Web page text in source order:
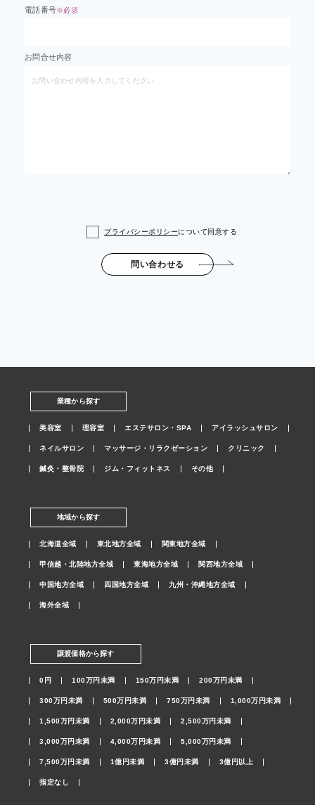
電話番号※必須
お問合せ内容
プライバシーポリシーについて同意する
問い合わせる
業種から探す
美容室 理容室 エステサロン・SPA アイラッシュサロン
ネイルサロン マッサージ・リラクゼーション クリニック
鍼灸・整骨院 ジム・フィットネス その他
地域から探す
北海道全域 東北地方全域 関東地方全域
甲信越・北陸地方全域 東海地方全域 関西地方全域
中国地方全域 四国地方全域 九州・沖縄地方全域
海外全域
譲渡価格から探す
0円 100万円未満 150万円未満 200万円未満
300万円未満 500万円未満 750万円未満 1,000万円未満
1,500万円未満 2,000万円未満 2,500万円未満
3,000万円未満 4,000万円未満 5,000万円未満
7,500万円未満 1億円未満 3億円未満 3億円以上
指定なし